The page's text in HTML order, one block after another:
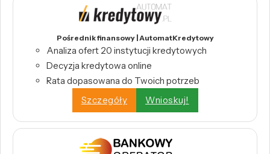
Pośrednik finansowy | AutomatKredytowy
Analiza ofert 20 instytucji kredytowych
Decyzja kredytowa online
Rata dopasowana do Twoich potrzeb
Szczegóły
Wnioskuj!